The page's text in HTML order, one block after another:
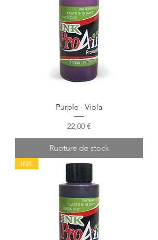
Purple - Viola
Prix
22,00 €
Rupture de stock
INK